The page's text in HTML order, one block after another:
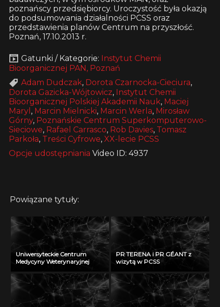
poznańscy przedsiębiorcy. Uroczystość była okazją
do podsumowania działalności PCSS oraz
przedstawienia planów Centrum na przyszłość.
Poznań, 17.10.2013 r.
Gatunki / Kategorie: Instytut Chemii
Bioorganicznej PAN, Poznań
Adam Dudczak, Dorota Czarnocka-Cieciura,
Dorota Gazicka-Wójtowicz, Instytut Chemii
Bioorganicznej Polskiej Akademii Nauk, Maciej
Maryl , Marcin Mielnicki, Marcin Werla, Mirosław
Górny, Poznańskie Centrum Superkomputerowo-
Sieciowe, Rafael Carrasco, Rob Davies, Tomasz
Parkoła, Treści Cyfrowe, XX-lecie PCSS
Opcje udostępniania Video ID: 4937
Powiązane tytuły:
Uniwersyteckie Centrum
Medycyny Weterynaryjnej
PR TERENA i PR GÉANT z
wizytą w PCSS